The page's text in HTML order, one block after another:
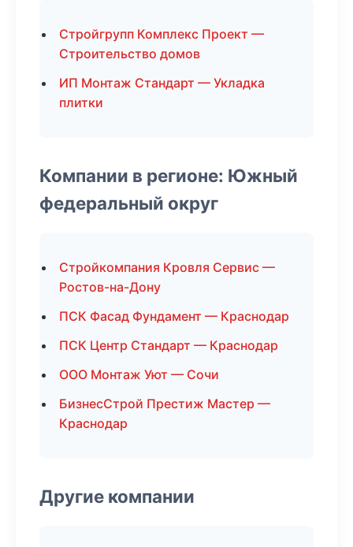
Стройгрупп Комплекс Проект —
Строительство домов
ИП Монтаж Стандарт — Укладка
плитки
Компании в регионе: Южный
федеральный округ
Стройкомпания Кровля Сервис —
Ростов-на-Дону
ПСК Фасад Фундамент — Краснодар
ПСК Центр Стандарт — Краснодар
ООО Монтаж Уют — Сочи
БизнесСтрой Престиж Мастер —
Краснодар
Другие компании